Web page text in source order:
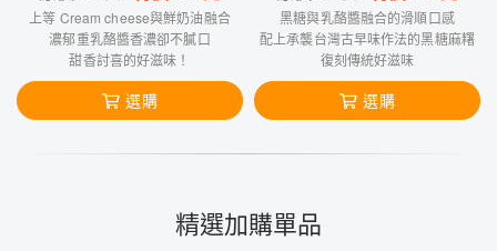
上等 Cream cheese與鮮奶油融合
濃郁重乳酪醬香濃卻不膩口
甜香討喜的好滋味！
選購
黑糖與乳酪醬融合的滑順口感
配上承襲台灣古早味作法的黑糖麻糬
復刻傳統好滋味
選購
精選加購單品